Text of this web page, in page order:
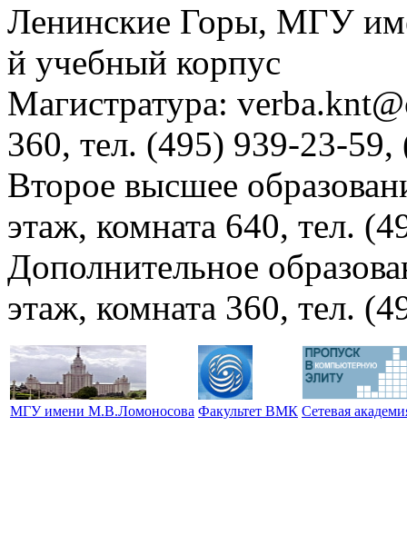
Ленинские Горы, МГУ
й учебный корпус
Магистратура:
360, тел. (495) 939-23-
Второе высшее
этаж, комната 640, тел.
Дополнительное
этаж, комната 360, тел.
МГУ имени М.В.Ломоносова Факультет ВМК Сетевая